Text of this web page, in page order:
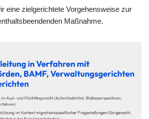
eine zielgerichtete Vorgehensweise zur
Maßnahme.